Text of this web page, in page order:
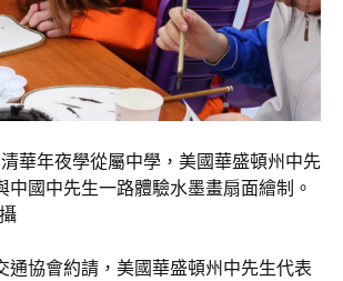
華年夜學從屬中學，美國華盛頓州中先
中國中先生一路體驗水墨畫扇面繪制。
通協會約請，美國華盛頓州中先生代表